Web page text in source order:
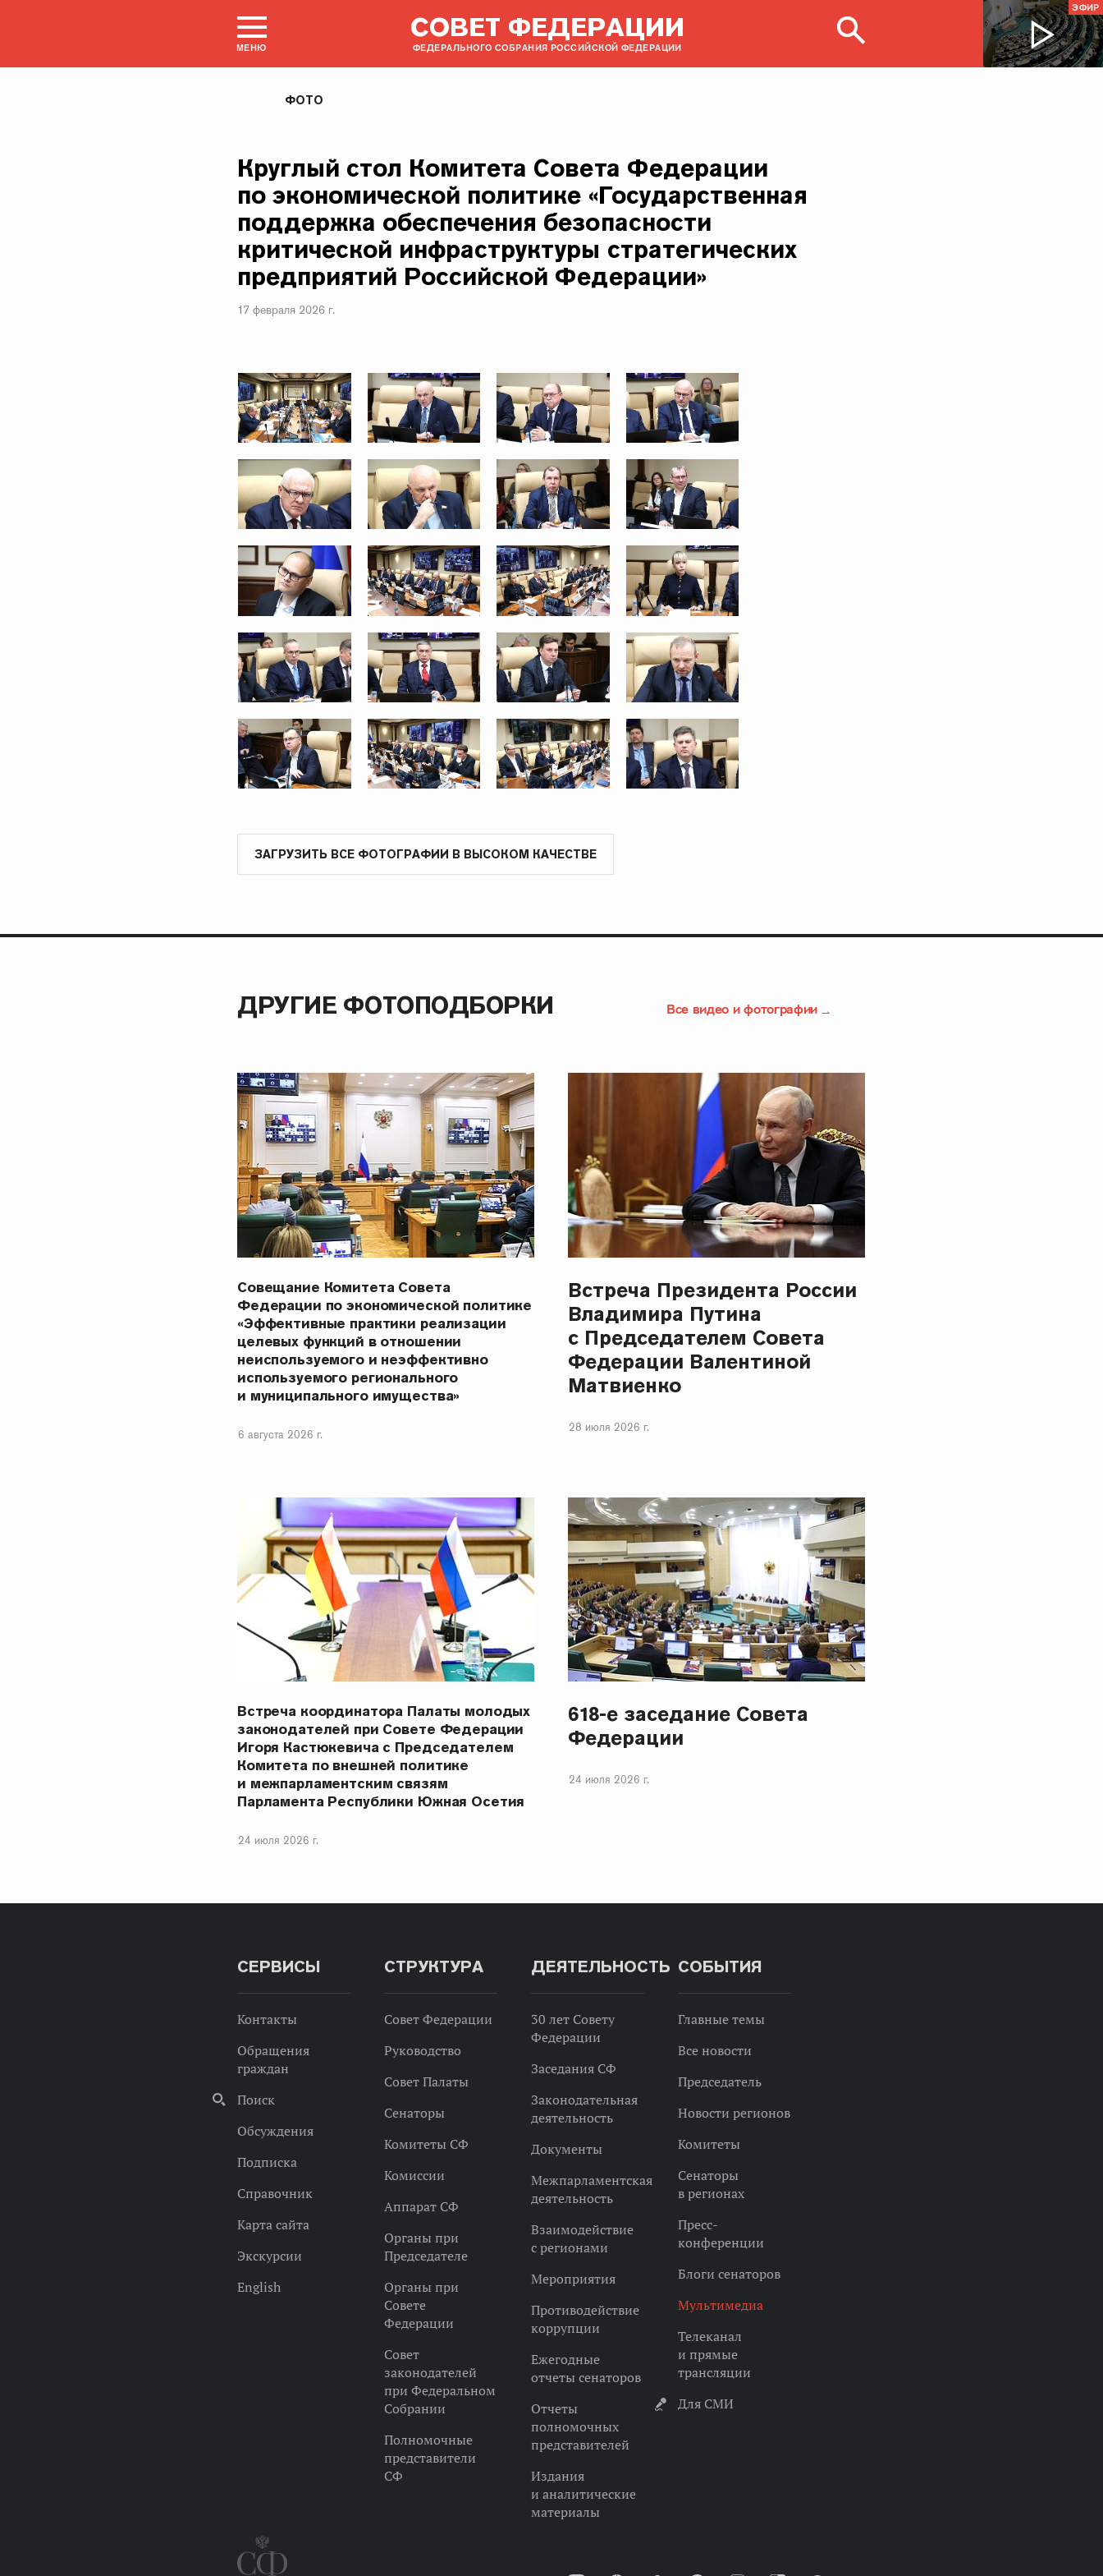
МЕНЮ
СОВЕТ ФЕДЕРАЦИИ
ФЕДЕРАЛЬНОГО СОБРАНИЯ РОССИЙСКОЙ ФЕДЕРАЦИИ
ЭФИР
ФОТО
Круглый стол Комитета Совета Федерации
по экономической политике «Государственная
поддержка обеспечения безопасности
критической инфраструктуры стратегических
предприятий Российской Федерации»
17 февраля 2026 г.
ЗАГРУЗИТЬ ВСЕ ФОТОГРАФИИ В ВЫСОКОМ КАЧЕСТВЕ
ДРУГИЕ ФОТОПОДБОРКИ Все видео и фотографии
Совещание Комитета Совета
Федерации по экономической политике
«Эффективные практики реализации
целевых функций в отношении
неиспользуемого и неэффективно
используемого регионального
и муниципального имущества»
6 августа 2026 г.
Встреча Президента России
Владимира Путина
с Председателем Совета
Федерации Валентиной
Матвиенко
28 июля 2026 г.
Встреча координатора Палаты молодых
законодателей при Совете Федерации
Игоря Кастюкевича с Председателем
Комитета по внешней политике
и межпарламентским связям
Парламента Республики Южная Осетия
24 июля 2026 г.
618-е заседание Совета
Федерации
24 июля 2026 г.
СЕРВИСЫ
Контакты
Обращения
граждан
Поиск
Обсуждения
Подписка
Справочник
Карта сайта
Экскурсии
English
СТРУКТУРА
Совет Федерации
Руководство
Совет Палаты
Сенаторы
Комитеты СФ
Комиссии
Аппарат СФ
Органы при
Председателе
Органы при
Совете
Федерации
Совет
законодателей
при Федеральном
Собрании
Полномочные
представители
СФ
ДЕЯТЕЛЬНОСТЬ
30 лет Совету
Федерации
Заседания СФ
Законодательная
деятельность
Документы
Межпарламентская
деятельность
Взаимодействие
с регионами
Мероприятия
Противодействие
коррупции
Ежегодные
отчеты сенаторов
Отчеты
полномочных
представителей
Издания
и аналитические
материалы
СОБЫТИЯ
Главные темы
Все новости
Председатель
Новости регионов
Комитеты
Сенаторы
в регионах
Пресс-
конференции
Блоги сенаторов
Мультимедиа
Телеканал
и прямые
трансляции
Для СМИ